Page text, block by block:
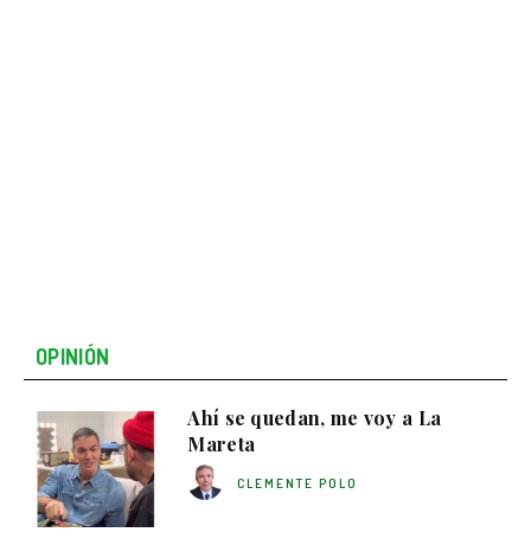
OPINIÓN
Ahí se quedan, me voy a La
Mareta
CLEMENTE POLO